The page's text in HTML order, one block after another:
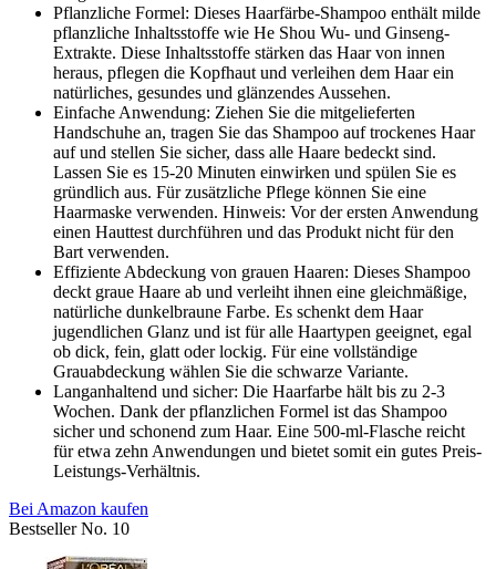
Pflanzliche Formel: Dieses Haarfärbe-Shampoo enthält milde
pflanzliche Inhaltsstoffe wie He Shou Wu- und Ginseng-
Extrakte. Diese Inhaltsstoffe stärken das Haar von innen
heraus, pflegen die Kopfhaut und verleihen dem Haar ein
natürliches, gesundes und glänzendes Aussehen.
Einfache Anwendung: Ziehen Sie die mitgelieferten
Handschuhe an, tragen Sie das Shampoo auf trockenes Haar
auf und stellen Sie sicher, dass alle Haare bedeckt sind.
Lassen Sie es 15-20 Minuten einwirken und spülen Sie es
gründlich aus. Für zusätzliche Pflege können Sie eine
Haarmaske verwenden. Hinweis: Vor der ersten Anwendung
einen Hauttest durchführen und das Produkt nicht für den
Bart verwenden.
Effiziente Abdeckung von grauen Haaren: Dieses Shampoo
deckt graue Haare ab und verleiht ihnen eine gleichmäßige,
natürliche dunkelbraune Farbe. Es schenkt dem Haar
jugendlichen Glanz und ist für alle Haartypen geeignet, egal
ob dick, fein, glatt oder lockig. Für eine vollständige
Grauabdeckung wählen Sie die schwarze Variante.
Langanhaltend und sicher: Die Haarfarbe hält bis zu 2-3
Wochen. Dank der pflanzlichen Formel ist das Shampoo
sicher und schonend zum Haar. Eine 500-ml-Flasche reicht
für etwa zehn Anwendungen und bietet somit ein gutes Preis-
Leistungs-Verhältnis.
Bei Amazon kaufen
Bestseller No. 10